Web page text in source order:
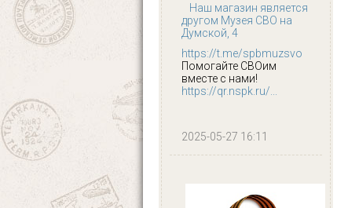
Наш магазин является
другом Музея СВО на
Думской, 4
https://t.me/spbmuzsvo
Помогайте СВОим
вместе с нами!
https://qr.nspk.ru/...
2025-05-27 16:11